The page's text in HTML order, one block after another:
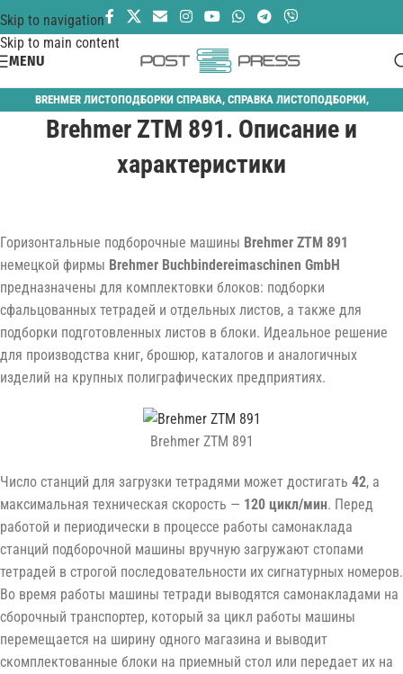
Skip to navigation
Skip to main content
MENU
BREHMER ЛИСТОПОДБОРКИ СПРАВКА, СПРАВКА ЛИСТОПОДБОРКИ,
СПРАВОЧНАЯ
Brehmer ZTM 891. Описание и
характеристики
Горизонтальные подборочные машины Brehmer ZTM 891
немецкой фирмы Brehmer Buchbindereimaschinen GmbH
предназначены для комплектовки блоков: подборки
сфальцованных тетрадей и отдельных листов, а также для
подборки подготовленных листов в блоки. Идеальное решение
для производства книг, брошюр, каталогов и аналогичных
изделий на крупных полиграфических предприятиях.
Brehmer ZTM 891
Число станций для загрузки тетрадями может достигать 42, а
максимальная техническая скорость — 120 цикл/мин. Перед
работой и периодически в процессе работы самонаклада
станций подборочной машины вручную загружают стопами
тетрадей в строгой последовательности их сигнатурных номеров.
Во время работы машины тетради выводятся самонакладами на
сборочный транспортер, который за цикл работы машины
перемещается на ширину одного магазина и выводит
скомплектованные блоки на приемный стол или передает их на